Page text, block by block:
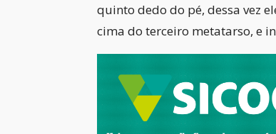
quinto dedo do pé, dessa vez
cima do terceiro metatarso, e